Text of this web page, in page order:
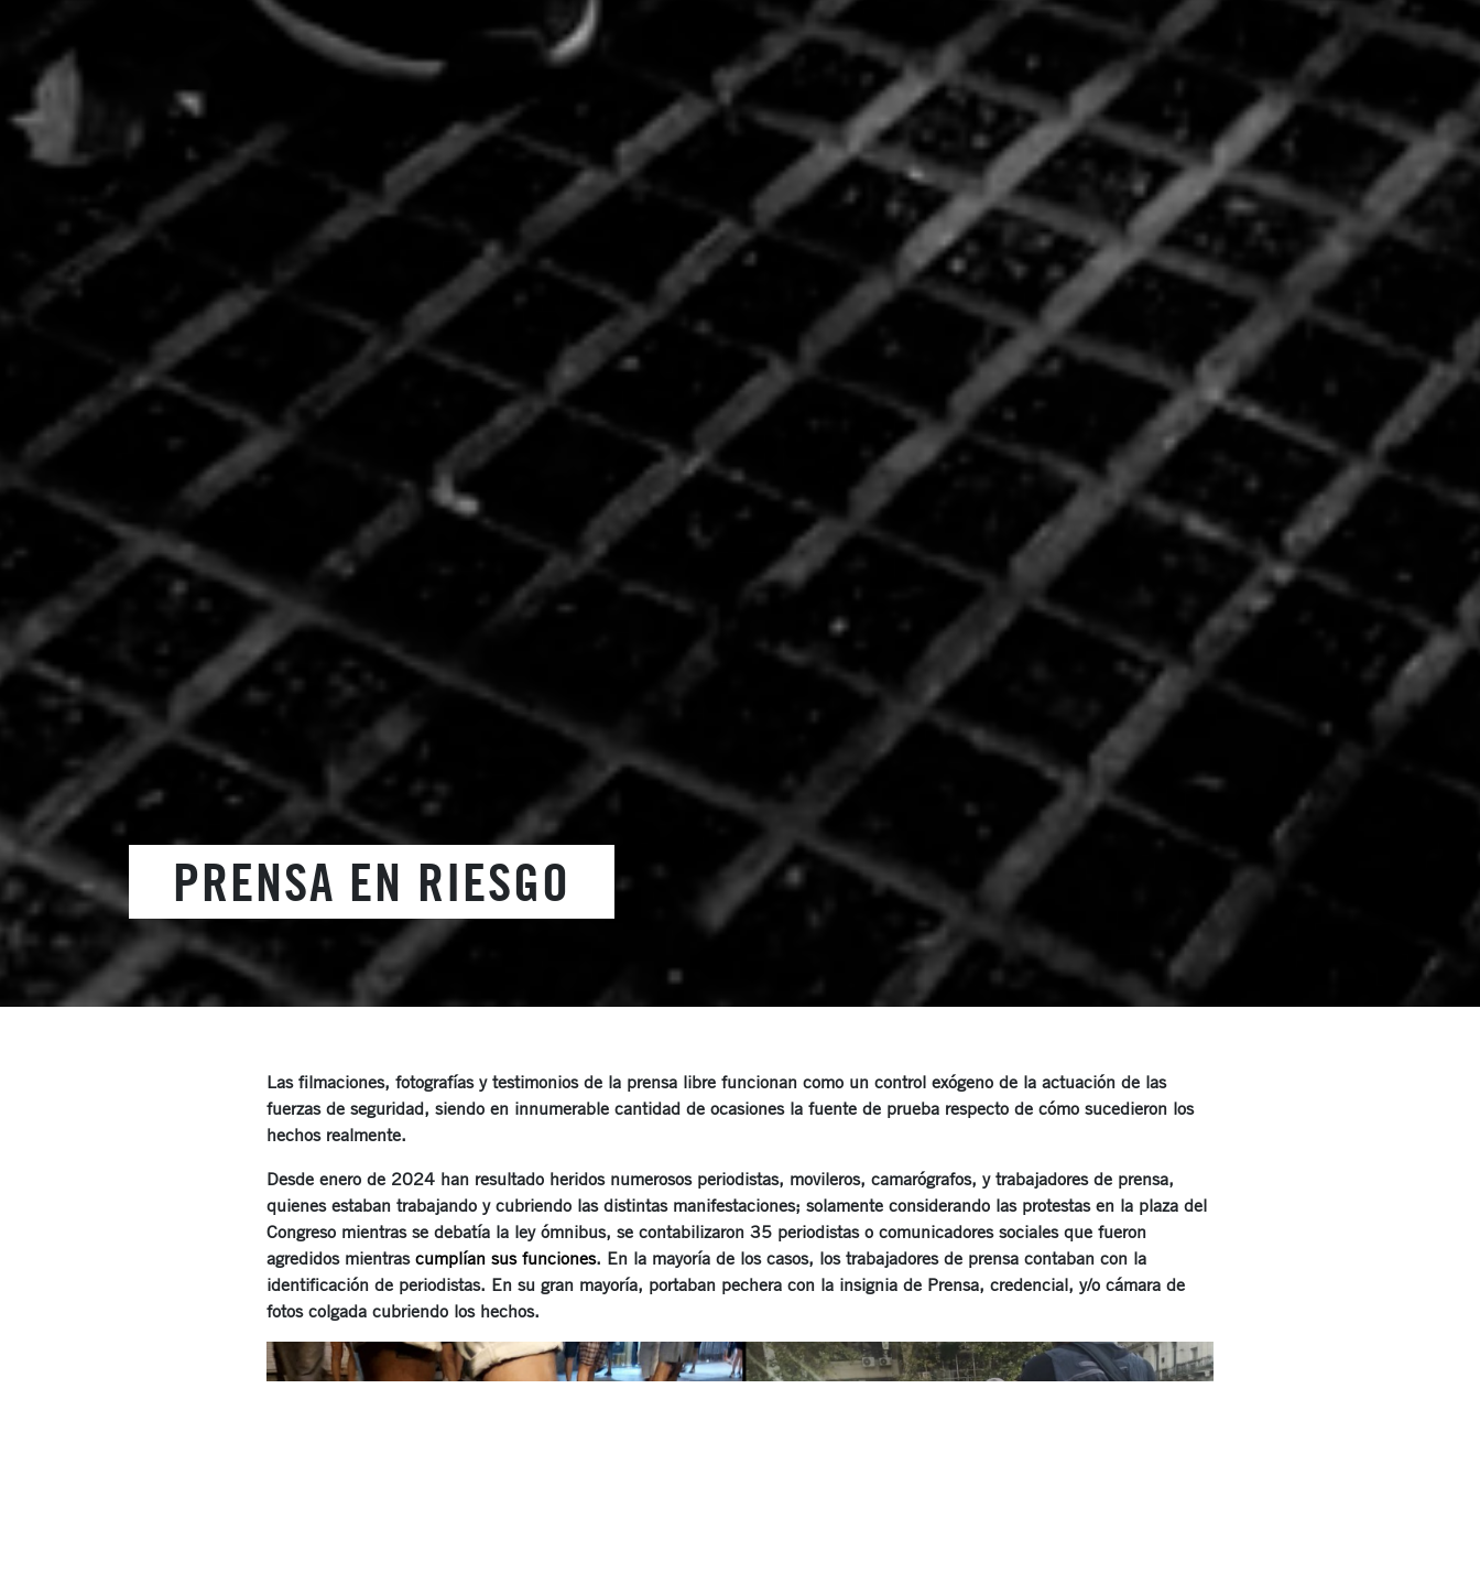
PRENSA EN RIESGO
Las filmaciones, fotografías y testimonios de la prensa libre funcionan como un control exógeno de la actuación de las
fuerzas de seguridad, siendo en innumerable cantidad de ocasiones la fuente de prueba respecto de cómo sucedieron los
hechos realmente.
Desde enero de 2024 han resultado heridos numerosos periodistas, movileros, camarógrafos, y trabajadores de prensa,
quienes estaban trabajando y cubriendo las distintas manifestaciones; solamente considerando las protestas en la plaza del
Congreso mientras se debatía la ley ómnibus, se contabilizaron 35 periodistas o comunicadores sociales que fueron
agredidos mientras cumplían sus funciones. En la mayoría de los casos, los trabajadores de prensa contaban con la
identificación de periodistas. En su gran mayoría, portaban pechera con la insignia de Prensa, credencial, y/o cámara de
fotos colgada cubriendo los hechos.